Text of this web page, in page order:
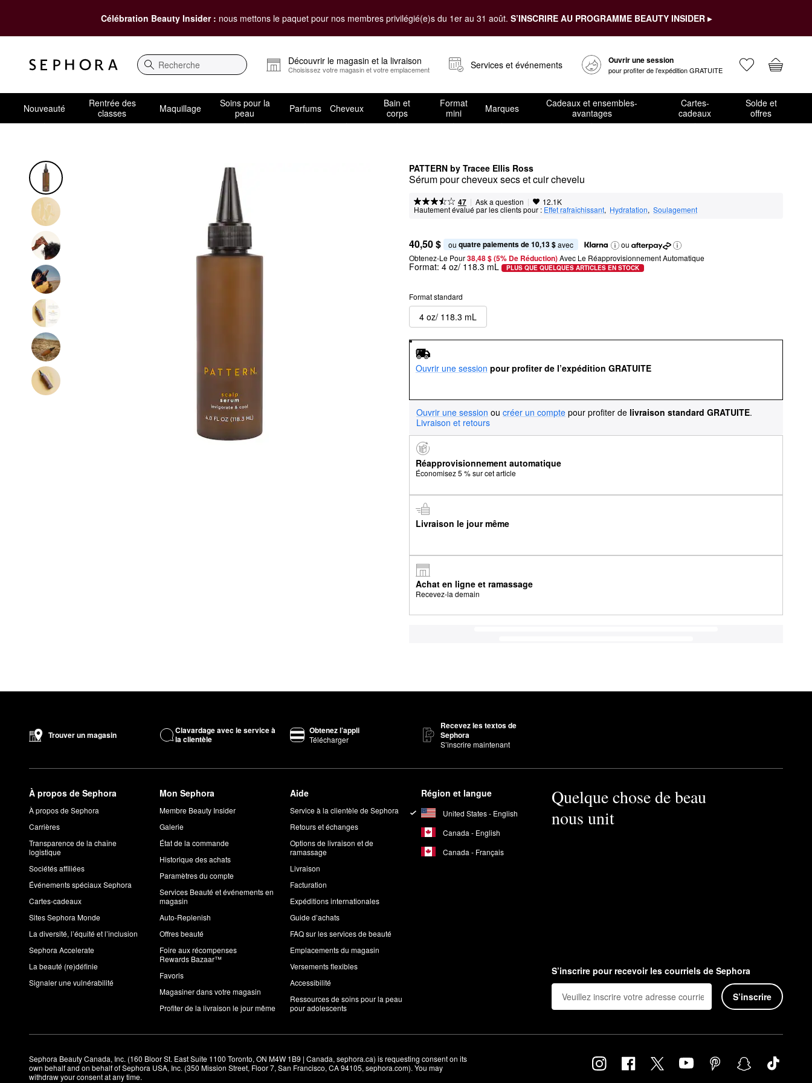
Célébration Beauty Insider : nous mettons le paquet pour nos membres privilégié(e)s du 1er au 31 août. S’INSCRIRE AU PROGRAMME BEAUTY INSIDER ▸
Recherche
Découvrir le magasin et la livraison
Choisissez votre magasin et votre emplacement Services et événements Ouvrir une session
pour profiter de l’expédition GRATUITE
Nouveauté
Rentrée des
classes
Maquillage
Soins pour la
peau
Parfums Cheveux
Bain et
corps
Format
mini
Marques
Cadeaux et ensembles-
avantages
Cartes-
cadeaux
Solde et
offres
PATTERN by Tracee Ellis Ross
Sérum pour cheveux secs et cuir chevelu
47 | Ask a question | 12.1K
Hautement évalué par les clients pour : Effet rafraîchissant, Hydratation, Soulagement
40,50 $ ou quatre paiements de 10,13 $ avec
ou
Obtenez-Le Pour38,48 $ (5% De Réduction) Avec Le Réapprovisionnement Automatique
Format: 4 oz/ 118.3 mL PLUS QUE QUELQUES ARTICLES EN STOCK
Format standard
4 oz/ 118.3 mL
Ouvrir une session pour profiter de l’expédition GRATUITE
Ouvrir une session ou créer un compte pour profiter de livraison standard GRATUITE.
Livraison et retours
Réapprovisionnement automatique
Économisez 5 % sur cet article
Livraison le jour même
Achat en ligne et ramassage
Recevez-la demain
Trouver un magasin
Clavardage avec le service à
la clientèle
Obtenez l’appli
Télécharger
Recevez les textos de
Sephora
S’inscrire maintenant
À propos de Sephora
À propos de Sephora
Carrières
Transparence de la chaîne
logistique
Sociétés affiliées
Événements spéciaux Sephora
Cartes-cadeaux
Sites Sephora Monde
La diversité, l’équité et l’inclusion
Sephora Accelerate
La beauté (re)définie
Signaler une vulnérabilité
Mon Sephora
Membre Beauty Insider
Galerie
État de la commande
Historique des achats
Paramètres du compte
Services Beauté et événements en
magasin
Auto-Replenish
Offres beauté
Foire aux récompenses
Rewards Bazaar™
Favoris
Magasiner dans votre magasin
Profiter de la livraison le jour même
Aide
Service à la clientèle de Sephora
Retours et échanges
Options de livraison et de
ramassage
Livraison
Facturation
Expéditions internationales
Guide d’achats
FAQ sur les services de beauté
Emplacements du magasin
Versements flexibles
Accessibilité
Ressources de soins pour la peau
pour adolescents
Région et langue
United States - English
Canada - English
Canada - Français
Quelque chose de beau
nous unit
S’inscrire pour recevoir les courriels de Sephora
S’inscrire
Sephora Beauty Canada, Inc. (160 Bloor St. East Suite 1100 Toronto, ON M4W 1B9 | Canada, sephora.ca) is requesting consent on its
own behalf and on behalf of Sephora USA, Inc. (350 Mission Street, Floor 7, San Francisco, CA 94105, sephora.com). You may
withdraw your consent at any time.